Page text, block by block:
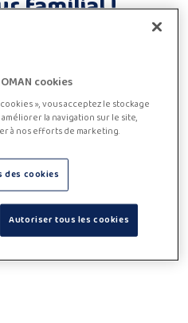
aide-ménagère fiable
de votre ménage ?
par un emploi comme
d’aider les autres tout
? Alors, PROMAN
d’une aide-ménagère ou
contactez dès aujourd’hui
comment nous
votre bonheur familial.
cookies
», vous acceptez le stockage
la navigation sur le site,
à nos efforts de marketing.
des cookies
Autoriser tous les cookies